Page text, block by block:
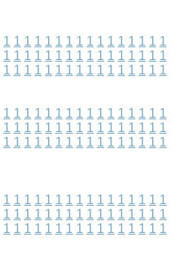
1 1 1 1 1 1 1 1 1 1 1 1 1 1 1 1
1 1 1 1 1 1 1 1 1 1 1 1 1 1 1 1
1 1 1 1 1 1 1 1 1 1 1 1 1 1 1 1
1 1 1 1 1 1 1 1 1 1 1 1 1 1 1 1
1 1 1 1 1 1 1 1 1 1 1 1 1 1 1 1
1 1 1 1 1 1 1 1 1 1 1 1 1 1 1 1
1 1 1 1 1 1 1 1 1 1 1 1 1 1 1 1
1 1 1 1 1 1 1 1 1 1 1 1 1 1 1 1
1 1 1 1 1 1 1 1 1 1 1 1 1 1 1 1